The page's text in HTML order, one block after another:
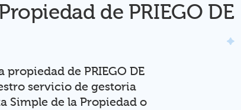
de PRIEGO DE
de PRIEGO DE
servicio de gestoria
Simple de la Propiedad o